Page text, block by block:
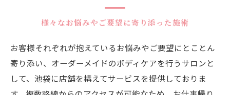
様々なお悩みやご要望に寄り添った施術
お客様それぞれが抱えているお悩みやご要望にとことん
寄り添い、オーダーメイドのボディケアを行うサロンと
して、池袋に店舗を構えてサービスを提供しておりま